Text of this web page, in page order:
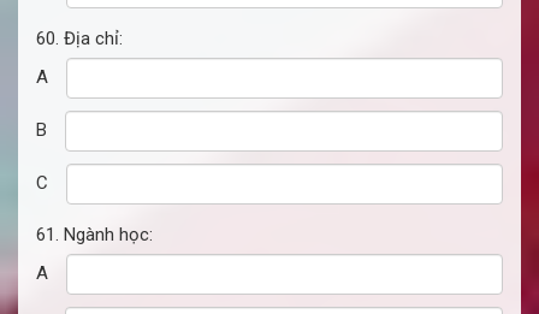
60. Địa chỉ:
A
B
C
61. Ngành học:
A